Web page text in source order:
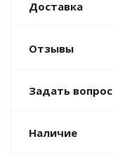
Доставка
Отзывы
Задать вопрос
Наличие